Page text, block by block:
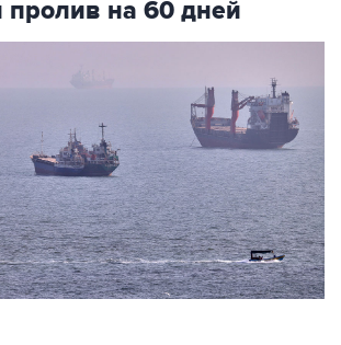
INTERFAX.RU - Иран и Оман